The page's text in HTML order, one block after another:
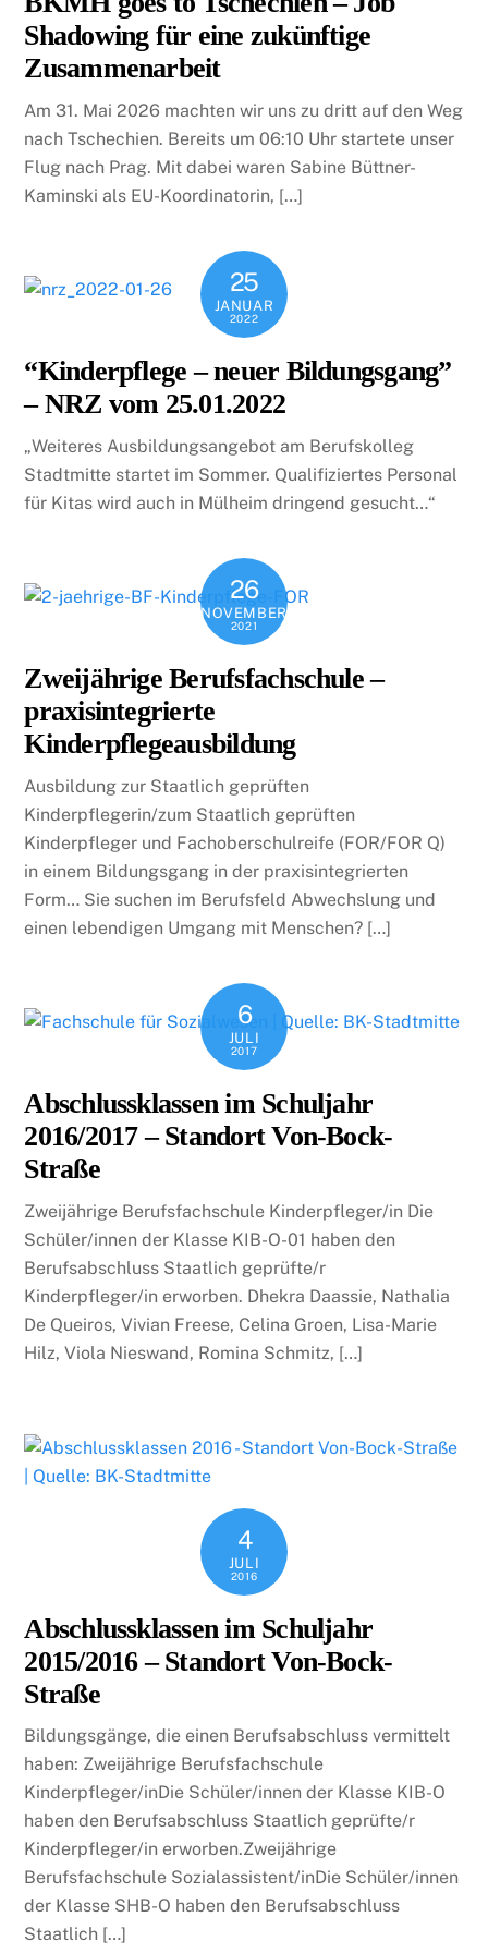
Shadowing für eine zukünftige
Zusammenarbeit
Am 31. Mai 2026 machten wir uns zu dritt auf den Weg
nach Tschechien. Bereits um 06:10 Uhr startete unser
Flug nach Prag. Mit dabei waren Sabine Büttner-
Kaminski als EU-Koordinatorin, […]
25
JANUAR
2022
“Kinderpflege – neuer Bildungsgang”
– NRZ vom 25.01.2022
„Weiteres Ausbildungsangebot am Berufskolleg
Stadtmitte startet im Sommer. Qualifiziertes Personal
für Kitas wird auch in Mülheim dringend gesucht…“
26
NOVEMBER
2021
Zweijährige Berufsfachschule –
praxisintegrierte
Kinderpflegeausbildung
Ausbildung zur Staatlich geprüften
Kinderpflegerin/zum Staatlich geprüften
Kinderpfleger und Fachoberschulreife (FOR/FOR Q)
in einem Bildungsgang in der praxisintegrierten
Form… Sie suchen im Berufsfeld Abwechslung und
einen lebendigen Umgang mit Menschen? […]
6
JULI
2017
Abschlussklassen im Schuljahr
2016/2017 – Standort Von-Bock-
Straße
Zweijährige Berufsfachschule Kinderpfleger/in Die
Schüler/innen der Klasse KIB-O-01 haben den
Berufsabschluss Staatlich geprüfte/r
Kinderpfleger/in erworben. Dhekra Daassie, Nathalia
De Queiros, Vivian Freese, Celina Groen, Lisa-Marie
Hilz, Viola Nieswand, Romina Schmitz, […]
4
JULI
2016
Abschlussklassen im Schuljahr
2015/2016 – Standort Von-Bock-
Straße
Bildungsgänge, die einen Berufsabschluss vermittelt
haben: Zweijährige Berufsfachschule
Kinderpfleger/inDie Schüler/innen der Klasse KIB-O
haben den Berufsabschluss Staatlich geprüfte/r
Kinderpfleger/in erworben.Zweijährige
Berufsfachschule Sozialassistent/inDie Schüler/innen
der Klasse SHB-O haben den Berufsabschluss
Staatlich […]